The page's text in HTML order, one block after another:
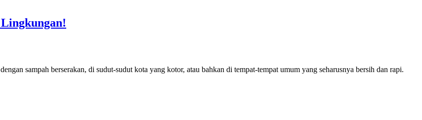
sampah berserakan, di sudut-sudut kota yang kotor, atau bahkan di tempat-tempat umum yang seharusnya bersih dan rapi.